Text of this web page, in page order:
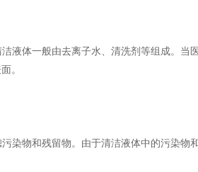
体一般由去离子水、清洗剂等组成。当
。
物和残留物。由于清洁液体中的污染物